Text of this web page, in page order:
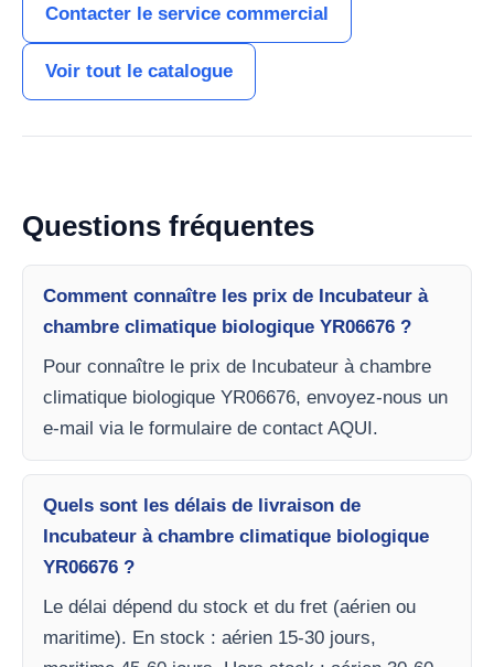
Contacter le service commercial
Voir tout le catalogue
Questions fréquentes
Comment connaître les prix de Incubateur à
chambre climatique biologique YR06676 ?
Pour connaître le prix de Incubateur à chambre
climatique biologique YR06676, envoyez-nous un
e-mail via le formulaire de contact AQUI.
Quels sont les délais de livraison de
Incubateur à chambre climatique biologique
YR06676 ?
Le délai dépend du stock et du fret (aérien ou
maritime). En stock : aérien 15-30 jours,